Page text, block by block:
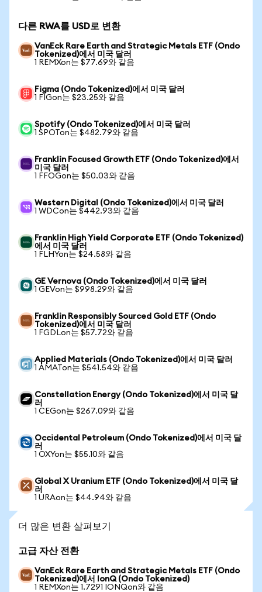
다른 RWA를 USD로 변환
VanEck Rare Earth and Strategic Metals ETF (Ondo
Tokenized)에서 미국 달러
1 REMXon는 $77.69와 같음
Figma (Ondo Tokenized)에서 미국 달러
1 FIGon는 $23.25와 같음
Spotify (Ondo Tokenized)에서 미국 달러
1 SPOTon는 $482.79와 같음
Franklin Focused Growth ETF (Ondo Tokenized)에서
미국 달러
1 FFOGon는 $50.03와 같음
Western Digital (Ondo Tokenized)에서 미국 달러
1 WDCon는 $442.93와 같음
Franklin High Yield Corporate ETF (Ondo Tokenized)
에서 미국 달러
1 FLHYon는 $24.58와 같음
GE Vernova (Ondo Tokenized)에서 미국 달러
1 GEVon는 $998.29와 같음
Franklin Responsibly Sourced Gold ETF (Ondo
Tokenized)에서 미국 달러
1 FGDLon는 $57.72와 같음
Applied Materials (Ondo Tokenized)에서 미국 달러
1 AMATon는 $541.54와 같음
Constellation Energy (Ondo Tokenized)에서 미국 달
러
1 CEGon는 $267.09와 같음
Occidental Petroleum (Ondo Tokenized)에서 미국 달
러
1 OXYon는 $55.10와 같음
Global X Uranium ETF (Ondo Tokenized)에서 미국 달
러
1 URAon는 $44.94와 같음
더 많은 변환 살펴보기
고급 자산 전환
VanEck Rare Earth and Strategic Metals ETF (Ondo
Tokenized)에서 IonQ (Ondo Tokenized)
1 REMXon는 1.7291 IONQon와 같음